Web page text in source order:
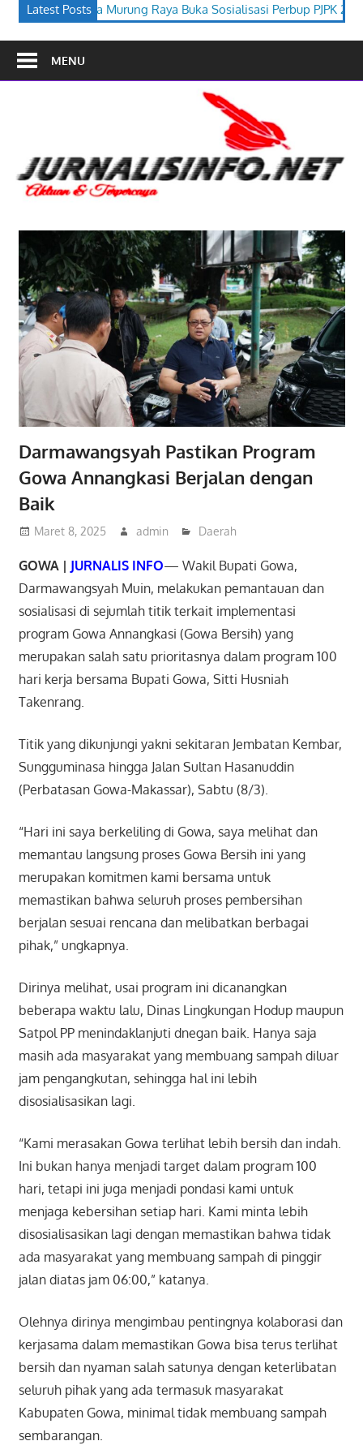
Latest Posts
Buka Sosialisasi Perbup PJPK 2026–2030 Festival Budaya
MENU
Darmawangsyah Pastikan Program
Gowa Annangkasi Berjalan dengan
Baik
Maret 8, 2025 admin Daerah
GOWA | JURNALIS INFO— Wakil Bupati Gowa,
Darmawangsyah Muin, melakukan pemantauan dan
sosialisasi di sejumlah titik terkait implementasi
program Gowa Annangkasi (Gowa Bersih) yang
merupakan salah satu prioritasnya dalam program 100
hari kerja bersama Bupati Gowa, Sitti Husniah
Takenrang.
Titik yang dikunjungi yakni sekitaran Jembatan Kembar,
Sungguminasa hingga Jalan Sultan Hasanuddin
(Perbatasan Gowa-Makassar), Sabtu (8/3).
“Hari ini saya berkeliling di Gowa, saya melihat dan
memantau langsung proses Gowa Bersih ini yang
merupakan komitmen kami bersama untuk
memastikan bahwa seluruh proses pembersihan
berjalan sesuai rencana dan melibatkan berbagai
pihak,” ungkapnya.
Dirinya melihat, usai program ini dicanangkan
beberapa waktu lalu, Dinas Lingkungan Hodup maupun
Satpol PP menindaklanjuti dnegan baik. Hanya saja
masih ada masyarakat yang membuang sampah diluar
jam pengangkutan, sehingga hal ini lebih
disosialisasikan lagi.
“Kami merasakan Gowa terlihat lebih bersih dan indah.
Ini bukan hanya menjadi target dalam program 100
hari, tetapi ini juga menjadi pondasi kami untuk
menjaga kebersihan setiap hari. Kami minta lebih
disosialisasikan lagi dengan memastikan bahwa tidak
ada masyarakat yang membuang sampah di pinggir
jalan diatas jam 06:00,” katanya.
Olehnya dirinya mengimbau pentingnya kolaborasi dan
kerjasama dalam memastikan Gowa bisa terus terlihat
bersih dan nyaman salah satunya dengan keterlibatan
seluruh pihak yang ada termasuk masyarakat
Kabupaten Gowa, minimal tidak membuang sampah
sembarangan.